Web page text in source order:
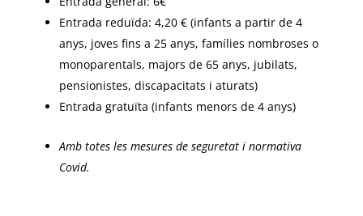
Entrada reduïda: 4,20 € (infants a partir de 4
anys, joves fins a 25 anys, famílies nombroses o
monoparentals, majors de 65 anys, jubilats,
pensionistes, discapacitats i aturats)
Entrada gratuïta (infants menors de 4 anys)
Amb totes les mesures de seguretat i normativa
Covid.